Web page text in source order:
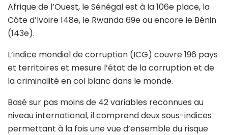
Afrique de l’Ouest, le Sénégal est à la 106e place, la
Côte d’Ivoire 148e, le Rwanda 69e ou encore le Bénin
(143e).
L’indice mondial de corruption (ICG) couvre 196 pays
et territoires et mesure l’état de la corruption et de
la criminalité en col blanc dans le monde.
Basé sur pas moins de 42 variables reconnues au
niveau international, il comprend deux sous-indices
permettant à la fois une vue d’ensemble du risque